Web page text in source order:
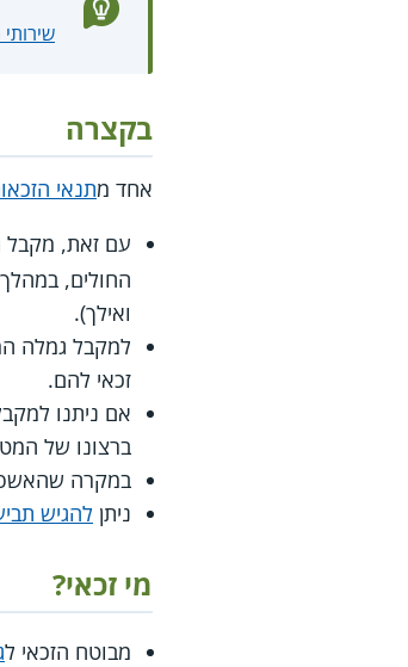
שירותי
בקצרה
אחד מתנאי
עם זאת, מקבל
ואילך).
למקבל גמלה
זכאי להם.
אם ניתנו
ברצונו של
במקרה שהאשפוז יימשך מעבר ל-30
ניתן להגיש
מי זכאי?
מבוטח הזכאי ל